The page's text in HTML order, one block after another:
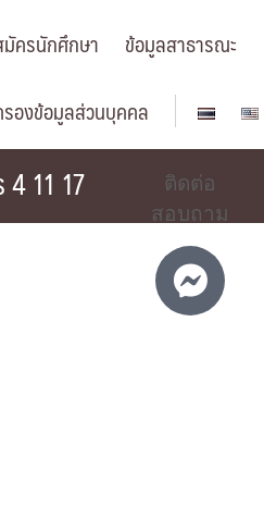
ครนักศึกษา
ข้อมูลสาธารณะ
องข้อมูลส่วนบุคคล
11 17
ติดต่อ
สอบถาม